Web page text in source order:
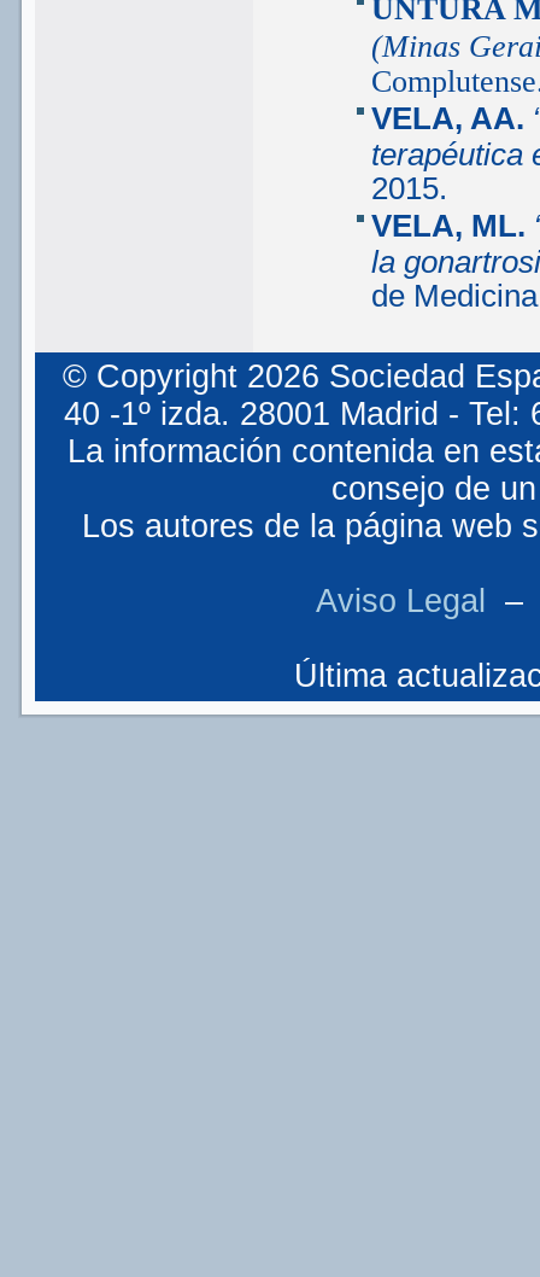
UNTURA
(Minas
VELA, AA.
terapéutica
2015.
VELA, ML.
la
de
© Copyright 2026 Sociedad
40 -1º izda. 28001 Madrid -
La información contenida en
consejo de
Los autores de la página web
Aviso Legal
Última